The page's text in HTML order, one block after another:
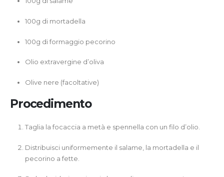
100g di mortadella
100g di formaggio pecorino
Olio extravergine d’oliva
Olive nere (facoltative)
Procedimento
Taglia la focaccia a metà e spennella con un filo d’olio.
Distribuisci uniformemente il salame, la mortadella e il
pecorino a fette.